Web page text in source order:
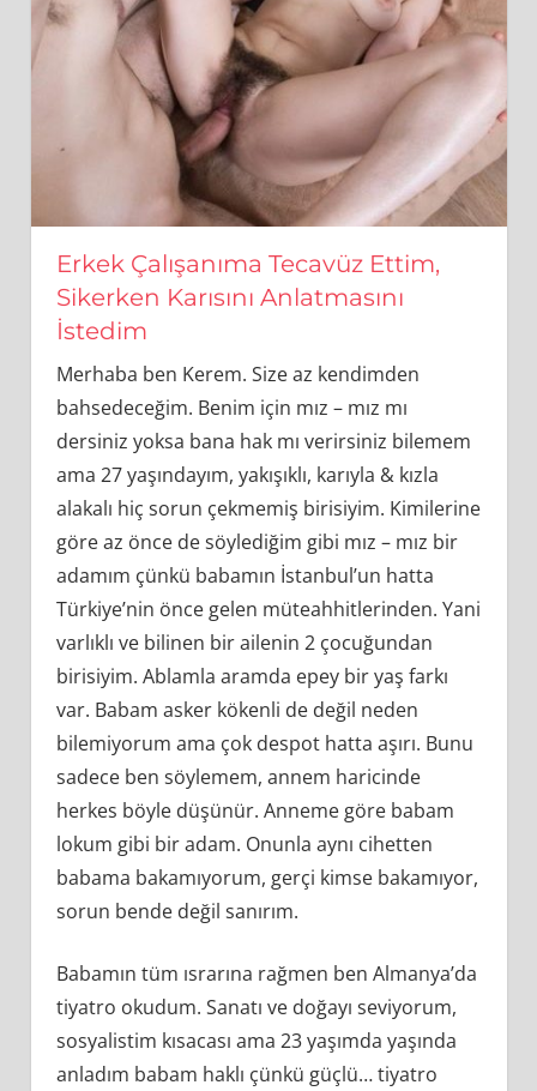
Erkek Çalışanıma Tecavüz Ettim,
Sikerken Karısını Anlatmasını
İstedim
Merhaba ben Kerem. Size az kendimden
bahsedeceğim. Benim için mız – mız mı
dersiniz yoksa bana hak mı verirsiniz bilemem
ama 27 yaşındayım, yakışıklı, karıyla & kızla
alakalı hiç sorun çekmemiş birisiyim. Kimilerine
göre az önce de söylediğim gibi mız – mız bir
adamım çünkü babamın İstanbul’un hatta
Türkiye’nin önce gelen müteahhitlerinden. Yani
varlıklı ve bilinen bir ailenin 2 çocuğundan
birisiyim. Ablamla aramda epey bir yaş farkı
var. Babam asker kökenli de değil neden
bilemiyorum ama çok despot hatta aşırı. Bunu
sadece ben söylemem, annem haricinde
herkes böyle düşünür. Anneme göre babam
lokum gibi bir adam. Onunla aynı cihetten
babama bakamıyorum, gerçi kimse bakamıyor,
sorun bende değil sanırım.
Babamın tüm ısrarına rağmen ben Almanya’da
tiyatro okudum. Sanatı ve doğayı seviyorum,
sosyalistim kısacası ama 23 yaşımda yaşında
anladım babam haklı çünkü güçlü… tiyatro